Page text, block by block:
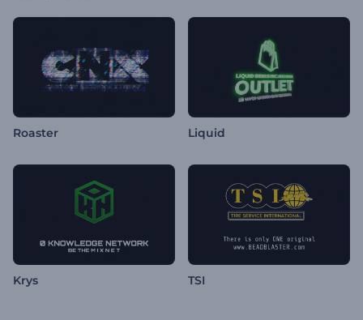
Roaster Liquid
Krys TSI